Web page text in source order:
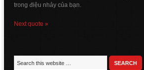
trong điệu nhảy của bạn.
Next quote »